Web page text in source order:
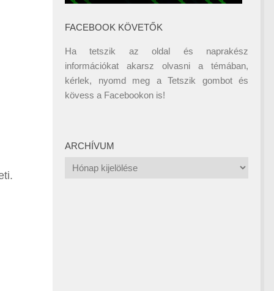
FACEBOOK KÖVETŐK
Ha tetszik az oldal és naprakész
információkat akarsz olvasni a témában,
kérlek, nyomd meg a Tetszik gombot és
kövess a Facebookon is!
ARCHÍVUM
Archívum